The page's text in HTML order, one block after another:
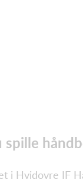
spille
i Hvidovre IF